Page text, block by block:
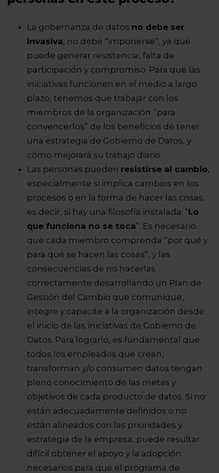
La gobernanza de datos no debe ser
invasiva, no debe “imponerse”, ya que
puede generar resistencia, falta de
participación y compromiso. Para que las
iniciativas funcionen en el medio a largo
plazo, tenemos que trabajar con los
miembros de la organización “para
convencerlos” de los beneficios de tener
una estrategia de Gobierno de Datos, y
cómo mejorará su trabajo diario.
Las personas pueden resistirse al cambio,
especialmente si implica cambios en los
procesos o en la forma de hacer las cosas,
es decir, si hay una filosofía instalada: “Lo
que funciona no se toca”. Es necesario
que cada miembro comprenda “por qué y
para qué se hacen las cosas”, y las
consecuencias de no hacerlas
correctamente desarrollando un Plan de
Gestión del Cambio que comunique,
integre y capacite a la organización desde
el inicio de las iniciativas de Gobierno de
Datos. Para lograrlo, es fundamental que
todos los empleados que crean,
transforman y/o consumen datos tengan
pleno conocimiento de las metas y
objetivos de cada producto de datos. Si no
están adecuadamente definidos o no
están alineados con las prioridades y
estrategia de la empresa, puede resultar
difícil obtener el apoyo y la adopción
necesarios para que el programa de